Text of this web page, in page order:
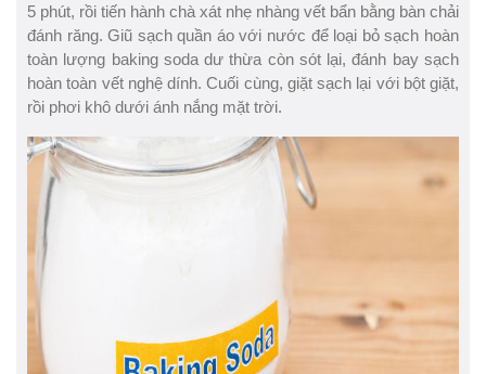
5 phút, rồi tiến hành chà xát nhẹ nhàng vết bẩn bằng bàn chải
đánh răng. Giũ sạch quần áo với nước để loại bỏ sạch hoàn
toàn lượng baking soda dư thừa còn sót lại, đánh bay sạch
hoàn toàn vết nghệ dính. Cuối cùng, giặt sạch lại với bột giặt,
rồi phơi khô dưới ánh nắng mặt trời.